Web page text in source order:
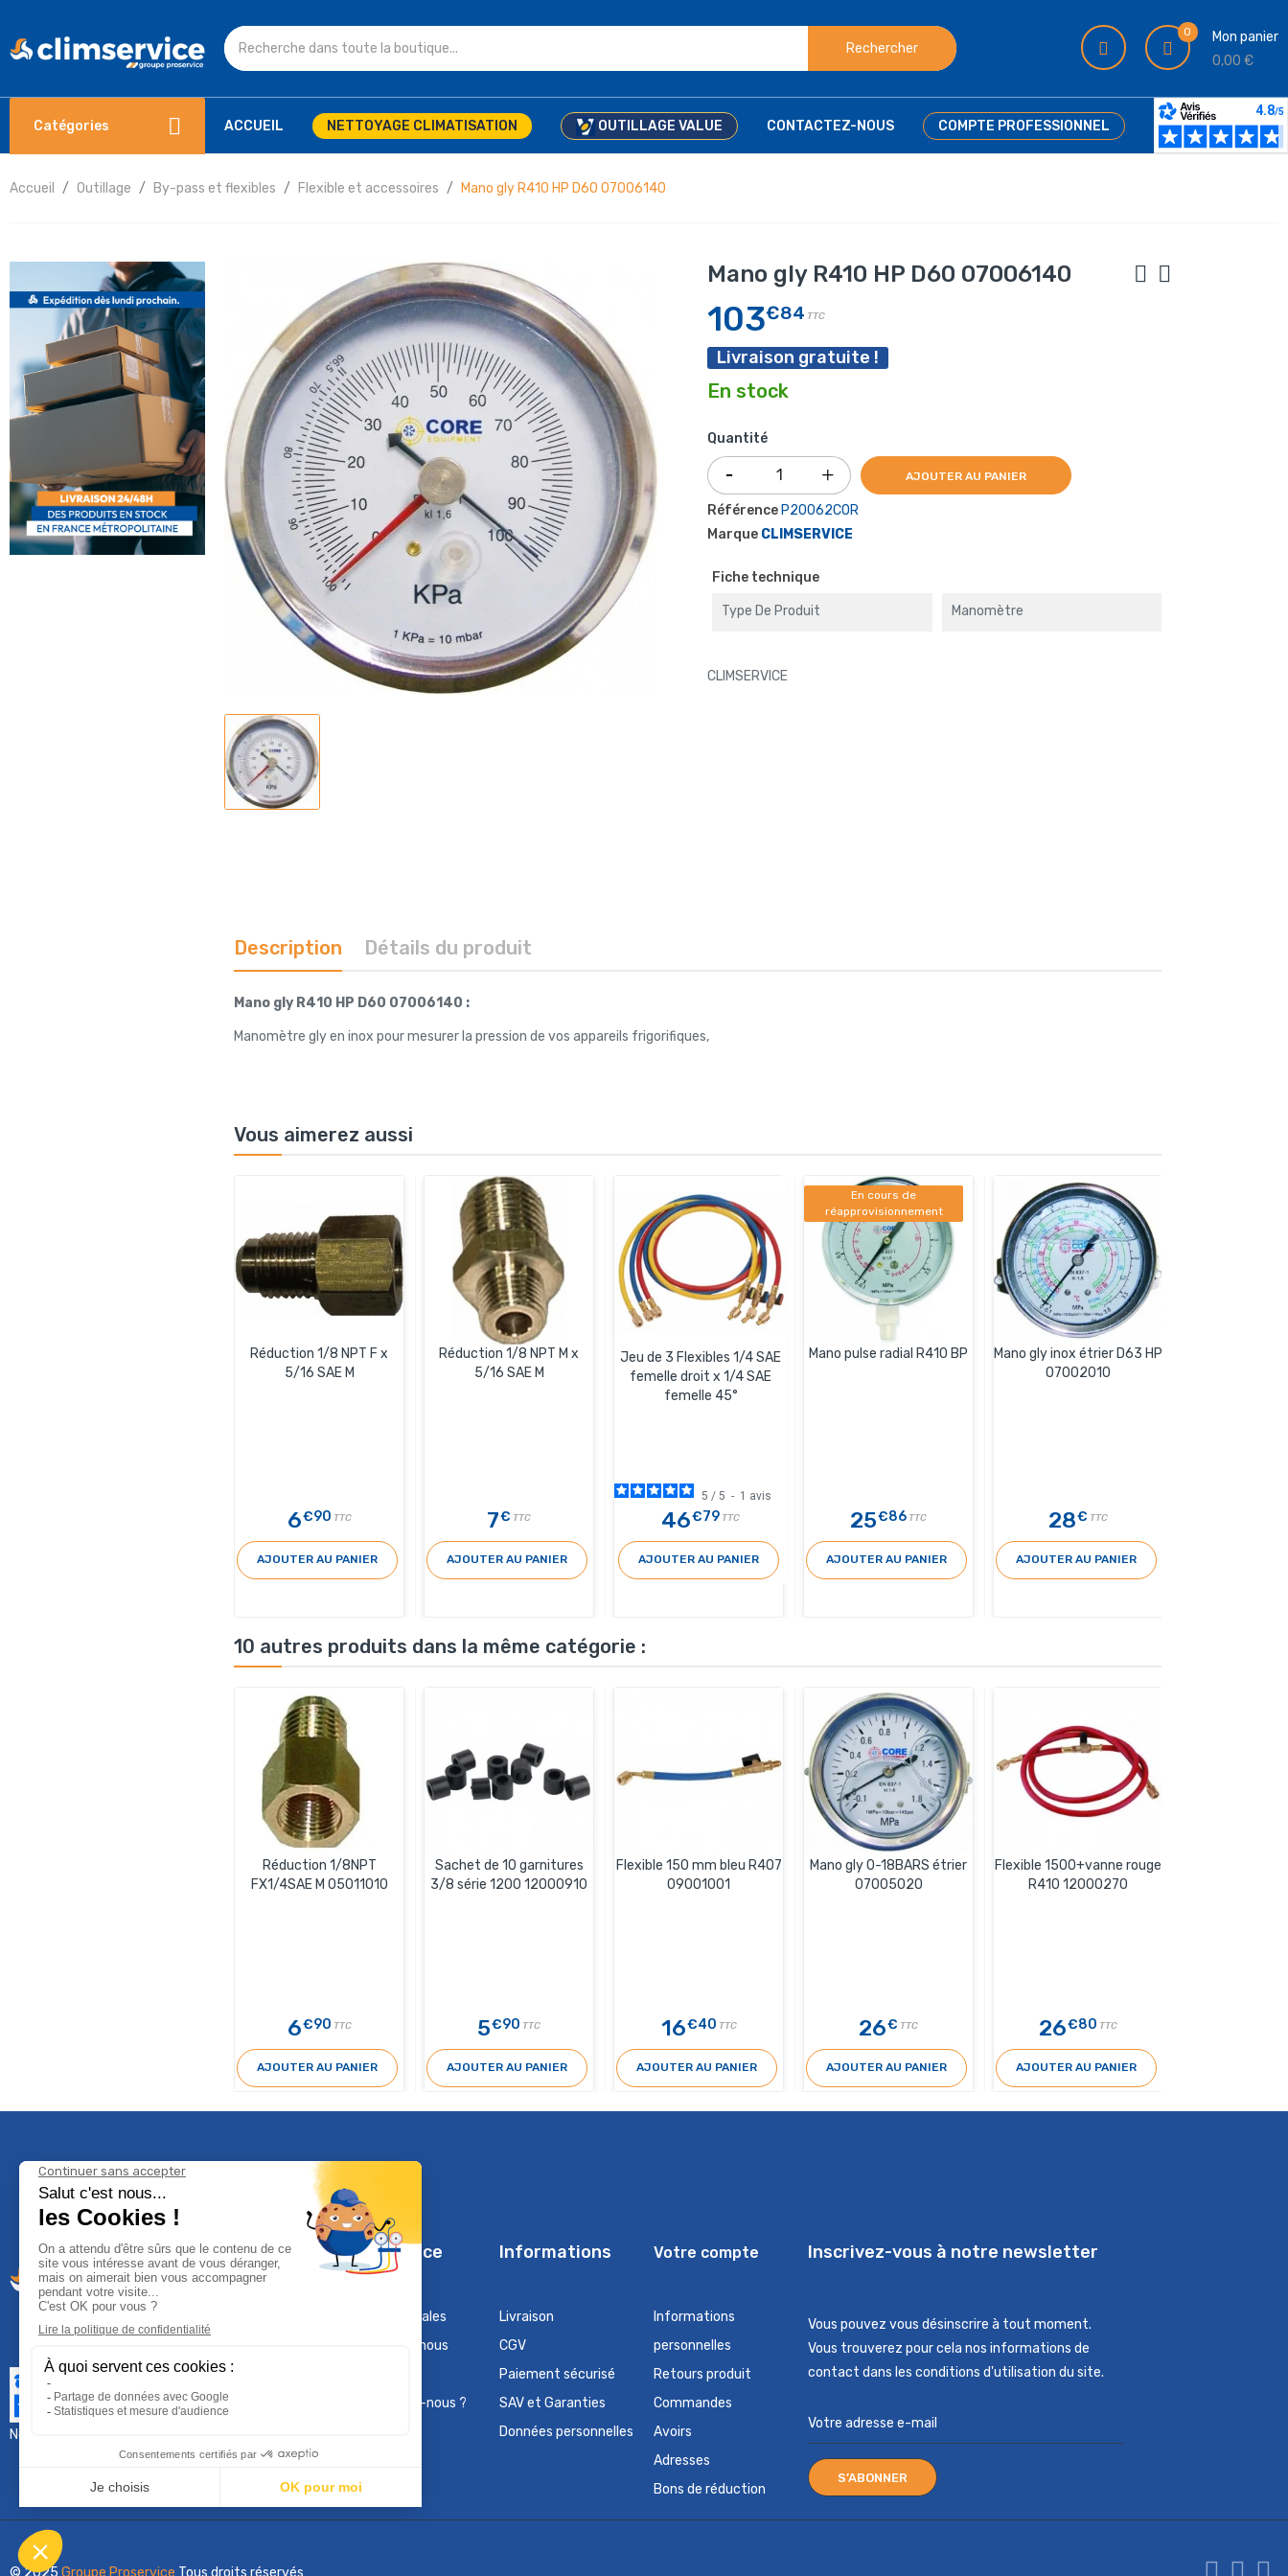
Rechercher
0
Mon panier
0,00 €
Catégories ACCUEIL NETTOYAGE CLIMATISATION OUTILLAGE VALUE CONTACTEZ-NOUS COMPTE PROFESSIONNEL
Accueil Outillage By-pass et flexibles Flexible et accessoires Mano gly R410 HP D60 07006140
Mano gly R410 HP D60 07006140
103€84 TTC
Livraison gratuite !
En stock
Quantité
AJOUTER AU PANIER
Référence P20062COR
Marque CLIMSERVICE
Fiche technique
Type De Produit Manomètre
CLIMSERVICE
Description Détails du produit
Mano gly R410 HP D60 07006140 :
Manomètre gly en inox pour mesurer la pression de vos appareils frigorifiques,
Vous aimerez aussi
Réduction 1/8 NPT F x
5/16 SAE M
6€90 TTC
AJOUTER AU PANIER
Réduction 1/8 NPT M x
5/16 SAE M
7€ TTC
AJOUTER AU PANIER
Jeu de 3 Flexibles 1/4 SAE
femelle droit x 1/4 SAE
femelle 45°
5 / 5 - 1 avis
46€79 TTC
AJOUTER AU PANIER
En cours de
réapprovisionnement
Mano pulse radial R410 BP
25€86 TTC
AJOUTER AU PANIER
Mano gly inox étrier D63 HP
07002010
28€ TTC
AJOUTER AU PANIER
10 autres produits dans la même catégorie :
Réduction 1/8NPT
FX1/4SAE M 05011010
6€90 TTC
AJOUTER AU PANIER
Sachet de 10 garnitures
3/8 série 1200 12000910
5€90 TTC
AJOUTER AU PANIER
Flexible 150 mm bleu R407
09001001
16€40 TTC
AJOUTER AU PANIER
Mano gly 0-18BARS étrier
07005020
26€ TTC
AJOUTER AU PANIER
Flexible 1500+vanne rouge
R410 12000270
26€80 TTC
AJOUTER AU PANIER
Nous contacter :
Climservice
Mentions légales
Contactez-nous
Qui sommes-nous ?
Informations
Livraison
CGV
Paiement sécurisé
SAV et Garanties
Données personnelles
Votre compte
Informations
personnelles
Retours produit
Commandes
Avoirs
Adresses
Bons de réduction
Inscrivez-vous à notre newsletter
Vous pouvez vous désinscrire à tout moment.
Vous trouverez pour cela nos informations de
contact dans les conditions d'utilisation du site.
© 2025 Groupe Proservice Tous droits réservés